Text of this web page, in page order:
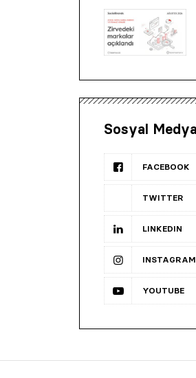
Sosyal Medya
FACEBOOK
TWITTER
LINKEDIN
INSTAGRAM
YOUTUBE